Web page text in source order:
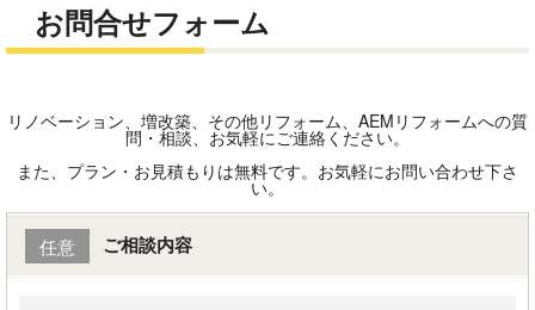
お問合せフォーム
リノベーション、増改築、その他リフォーム、AEMリフォームへの質
問・相談、お気軽にご連絡ください。
また、プラン・お見積もりは無料です。お気軽にお問い合わせ下さ
い。
任意 ご相談内容